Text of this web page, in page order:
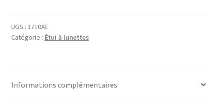
1710AE
UGS : 1710AE
Catégorie : Étui à lunettes
Informations complémentaires